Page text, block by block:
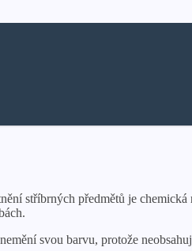
stříbrných předmětů je chemická
svou barvu, protože